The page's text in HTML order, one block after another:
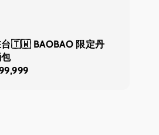
台🇹🇼 BAOBAO 限定丹